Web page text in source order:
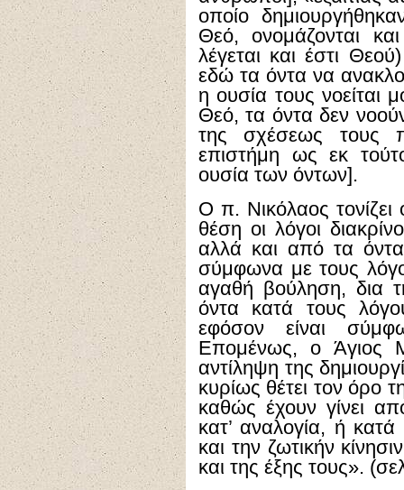
οποίο
Θεό, ονομάζονται
λέγεται και έστι
εδώ τα όντα να
η ουσία τους νοείται
Θεό, τα όντα δεν
της σχέσεως τους
επιστήμη ως εκ
ουσία των όντων].
Ο π. Νικόλαος
θέση οι λόγοι
αλλά και από τα
σύμφωνα με τους
αγαθή βούληση, δια
όντα κατά τους
εφόσον είναι
Επομένως, ο Άγιος
αντίληψη της
κυρίως θέτει τον όρο
καθώς έχουν γίνει
κατ’ αναλογία, ή
και την ζωτικήν
και της έξης τους».